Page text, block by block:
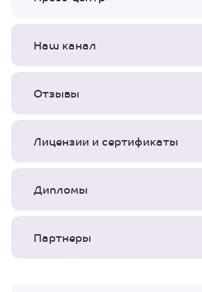
Наш канал
Отзывы
Лицензии и сертификаты
Дипломы
Партнеры